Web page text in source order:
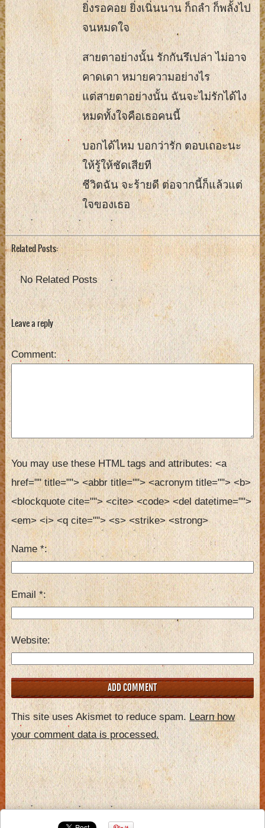
ยิ่งรอคอย ยิ่งเนิ่นนาน ก็ถลำ ก็พลั้งไป
จนหมดใจ
สายตาอย่างนั้น รักกันรึเปล่า ไม่อาจ
คาดเดา หมายความอย่างไร
แต่สายตาอย่างนั้น ฉันจะไม่รักได้ไง
หมดทั้งใจคือเธอคนนี้
บอกได้ไหม บอกว่ารัก ตอบเถอะนะ
ให้รู้ให้ชัดเสียที
ชีวิตฉัน จะร้ายดี ต่อจากนี้ก็แล้วแต่
ใจของเธอ
Related Posts:
No Related Posts
Leave a reply
Comment
You may use these HTML tags and attributes: <a
href="" title=""> <abbr title=""> <acronym title=""> <b>
<blockquote cite=""> <cite> <code> <del datetime="">
<em> <i> <q cite=""> <s> <strike> <strong>
Name*
Email*
Website
This site uses Akismet to reduce spam. Learn how
your comment data is processed.